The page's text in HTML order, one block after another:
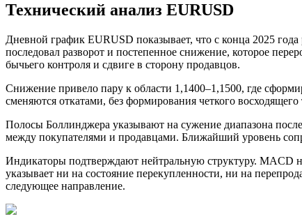
Технический анализ EURUSD
Дневной график EURUSD показывает, что с конца 2025
последовал разворот и постепенное снижение, которое
бычьего контроля и сдвиге в сторону продавцов.
Снижение привело пару к области 1,1400–1,1500, где
сменяются откатами, без формирования четкого
Полосы Боллинджера указывают на сужение диапазона
между покупателями и продавцами. Ближайший уровень
Индикаторы подтверждают нейтральную структуру. MACD
указывает ни на состояние перекупленности, ни на
следующее направление.